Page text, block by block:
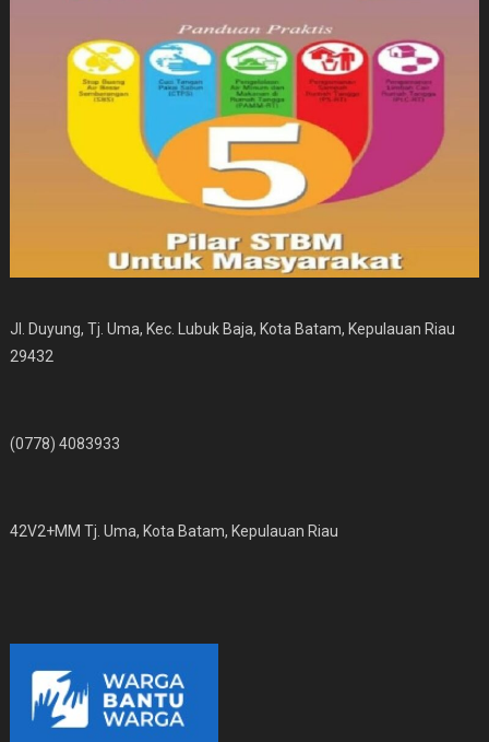
Jl. Duyung, Tj. Uma, Kec. Lubuk Baja, Kota Batam, Kepulauan Riau
29432
(0778) 4083933
42V2+MM Tj. Uma, Kota Batam, Kepulauan Riau